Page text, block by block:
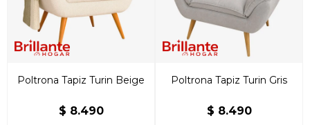
Poltrona Tapiz Turin Beige
$ 8.490
Poltrona Tapiz Turin Gris
$ 8.490